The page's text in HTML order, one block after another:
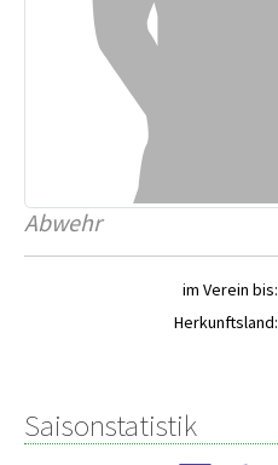
Abwehr
im Verein bis:
Herkunftsland:
Saisonstatistik